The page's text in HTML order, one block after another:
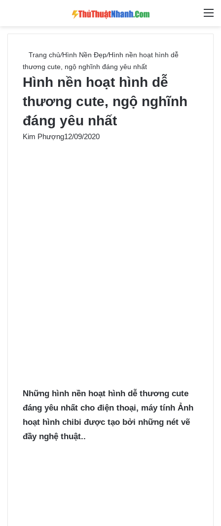
Tìm
Trang chủ/Hình Nền Đẹp/Hình nền hoạt hình dễ
thương cute, ngộ nghĩnh đáng yêu nhất
Hình nền hoạt hình dễ
thương cute, ngộ nghĩnh
đáng yêu nhất
Kim Phượng12/09/2020
Những hình nền hoạt hình dễ thương cute
đáng yêu nhất cho điện thoại, máy tính Ảnh
hoạt hình chibi được tạo bởi những nét vẽ
đầy nghệ thuật..